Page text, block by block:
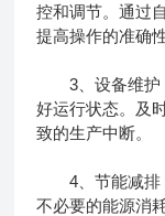
控和调节。通过
提高操作的准确
3、设备维护
好运行状态。及
致的生产中断。
4、节能减排
不必要的能源消